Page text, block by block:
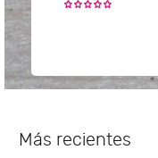
Más recientes